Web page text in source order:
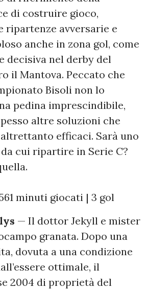
di costruire gioco,
ripartenze avversarie e
anche in zona gol, come
decisiva nel derby del
il Mantova. Peccato che
Bisoli non lo
pedina imprescindibile,
altre soluzioni che
efficaci. Sarà uno
cui ripartire in Serie C?
minuti giocati | 3 gol
— Il dottor Jekyll e mister
granata. Dopo una
dovuta a una condizione
ottimale, il
2004 di proprietà del